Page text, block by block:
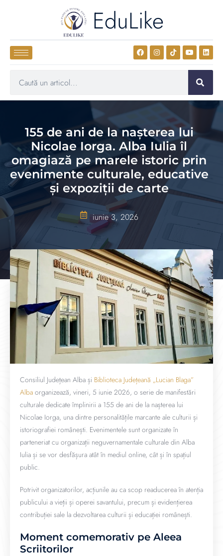
EduLike
155 de ani de la nașterea lui
Nicolae Iorga. Alba Iulia îl
omagiază pe marele istoric prin
evenimente culturale, educative
și expoziții de carte
iunie 3, 2026
Consiliul Județean Alba și Biblioteca Județeană „Lucian Blaga”
Alba organizează, vineri, 5 iunie 2026, o serie de manifestări
culturale dedicate împlinirii a 155 de ani de la nașterea lui
Nicolae Iorga, una dintre personalitățile marcante ale culturii și
istoriografiei românești. Evenimentele sunt organizate în
parteneriat cu organizații neguvernamentale culturale din Alba
Iulia și se vor desfășura atât în mediul online, cât și în spațiul
public.
Potrivit organizatorilor, acțiunile au ca scop readucerea în atenția
publicului a vieții și operei savantului, precum și evidențierea
contribuției sale la dezvoltarea culturii și educației românești.
Moment comemorativ pe Aleea
Scriitorilor